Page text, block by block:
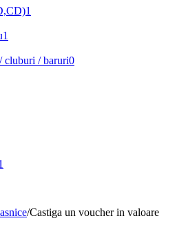
1
1
cluburi / baruri0
/Castiga un voucher in valoare